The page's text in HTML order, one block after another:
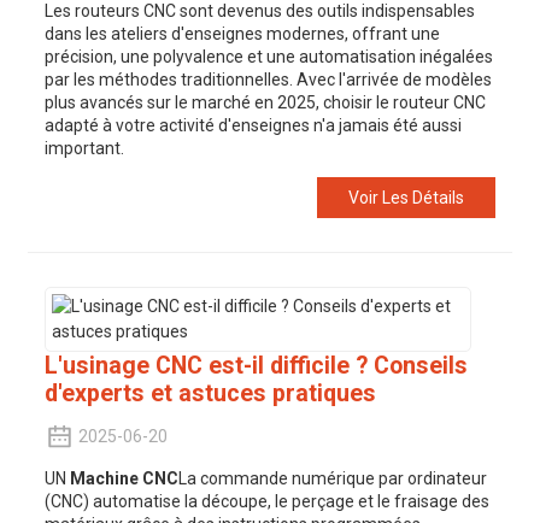
Les routeurs CNC sont devenus des outils indispensables
dans les ateliers d'enseignes modernes, offrant une
précision, une polyvalence et une automatisation inégalées
par les méthodes traditionnelles. Avec l'arrivée de modèles
plus avancés sur le marché en 2025, choisir le routeur CNC
adapté à votre activité d'enseignes n'a jamais été aussi
important.
Voir Les Détails
L'usinage CNC est-il difficile ? Conseils
d'experts et astuces pratiques
2025-06-20
UN Machine CNC La commande numérique par ordinateur
(CNC) automatise la découpe, le perçage et le fraisage des